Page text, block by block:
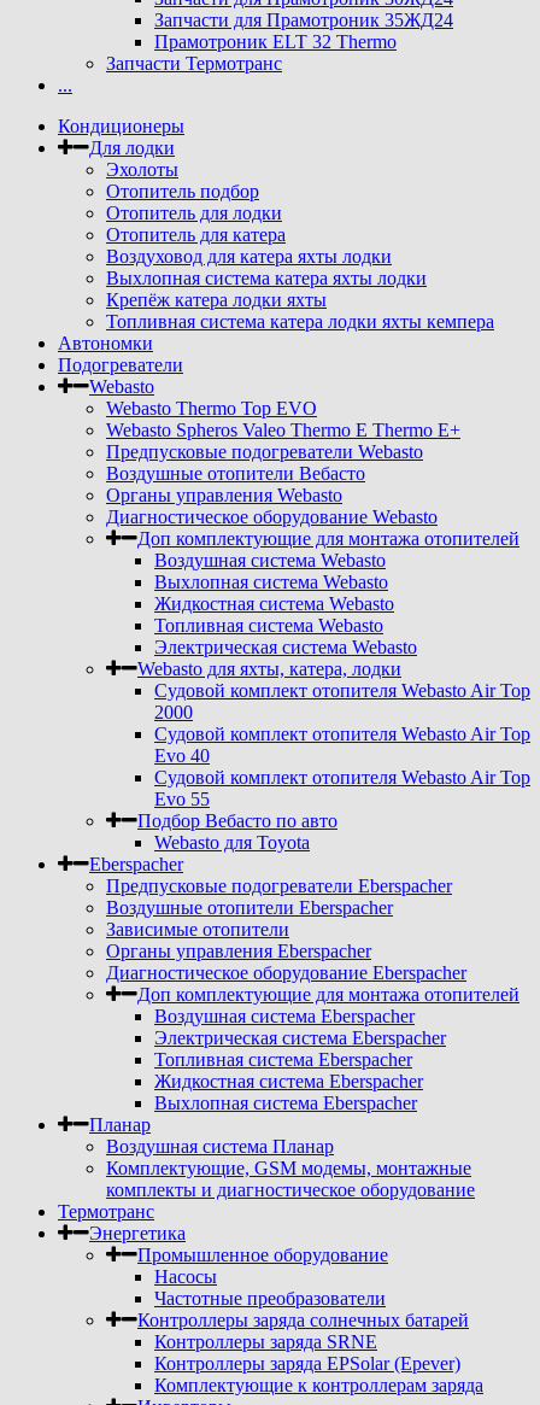
Запчасти для Прамотроник 35ЖД24
Прамотроник ELT 32 Thermo
Запчасти Термотранс
...
Кондиционеры
Для лодки
Эхолоты
Отопитель подбор
Отопитель для лодки
Отопитель для катера
Воздуховод для катера яхты лодки
Выхлопная система катера яхты лодки
Крепёж катера лодки яхты
Топливная система катера лодки яхты кемпера
Автономки
Подогреватели
Webasto
Webasto Thermo Top EVO
Webasto Spheros Valeo Thermo E Thermo E+
Предпусковые подогреватели Webasto
Воздушные отопители Вебасто
Органы управления Webasto
Диагностическое оборудование Webasto
Доп комплектующие для монтажа отопителей
Воздушная система Webasto
Выхлопная система Webasto
Жидкостная система Webasto
Топливная система Webasto
Электрическая система Webasto
Webasto для яхты, катера, лодки
Судовой комплект отопителя Webasto Air Top
2000
Судовой комплект отопителя Webasto Air Top
Evo 40
Судовой комплект отопителя Webasto Air Top
Evo 55
Подбор Вебасто по авто
Webasto для Toyota
Eberspacher
Предпусковые подогреватели Eberspacher
Воздушные отопители Eberspacher
Зависимые отопители
Органы управления Eberspacher
Диагностическое оборудование Eberspacher
Доп комплектующие для монтажа отопителей
Воздушная система Eberspacher
Электрическая система Eberspacher
Топливная система Eberspacher
Жидкостная система Eberspacher
Выхлопная система Eberspacher
Планар
Воздушная система Планар
Комплектующие, GSM модемы, монтажные
комплекты и диагностическое оборудование
Термотранс
Энергетика
Промышленное оборудование
Насосы
Частотные преобразователи
Контроллеры заряда солнечных батарей
Контроллеры заряда SRNE
Контроллеры заряда EPSolar (Epever)
Комплектующие к контроллерам заряда